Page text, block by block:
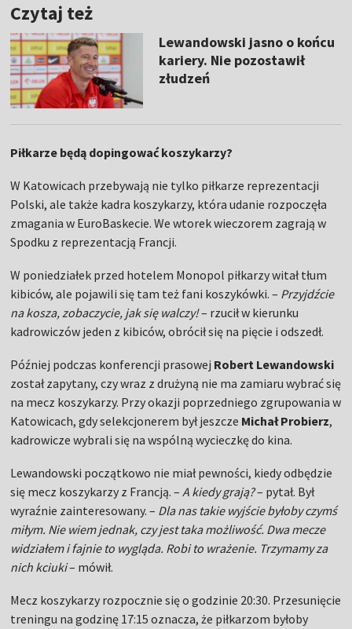
Czytaj też
Lewandowski jasno o końcu
kariery. Nie pozostawił
złudzeń
Piłkarze będą dopingować koszykarzy?
W Katowicach przebywają nie tylko piłkarze reprezentacji
Polski, ale także kadra koszykarzy, która udanie rozpoczęła
zmagania w EuroBaskecie. We wtorek wieczorem zagrają w
Spodku z reprezentacją Francji.
W poniedziałek przed hotelem Monopol piłkarzy witał tłum
kibiców, ale pojawili się tam też fani koszykówki. – Przyjdźcie
na kosza, zobaczycie, jak się walczy!– rzucił w kierunku
kadrowiczów jeden z kibiców, obrócił się na pięcie i odszedł.
Później podczas konferencji prasowej Robert Lewandowski
został zapytany, czy wraz z drużyną nie ma zamiaru wybrać się
na mecz koszykarzy. Przy okazji poprzedniego zgrupowania w
Katowicach, gdy selekcjonerem był jeszcze Michał Probierz,
kadrowicze wybrali się na wspólną wycieczkę do kina.
Lewandowski początkowo nie miał pewności, kiedy odbędzie
się mecz koszykarzy z Francją. –A kiedy grają?– pytał. Był
wyraźnie zainteresowany. – Dla nas takie wyjście byłoby czymś
miłym. Nie wiem jednak, czy jest taka możliwość. Dwa mecze
widziałem i fajnie to wygląda. Robi to wrażenie. Trzymamy za
nich kciuki– mówił.
Mecz koszykarzy rozpocznie się o godzinie 20:30. Przesunięcie
treningu na godzinę 17:15 oznacza, że piłkarzom byłoby